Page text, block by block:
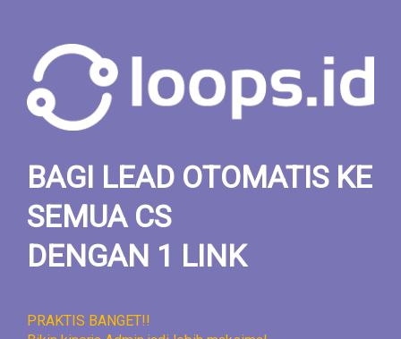
BAGI LEAD OTOMATIS KE
SEMUA CS
DENGAN 1 LINK
PRAKTIS BANGET!!